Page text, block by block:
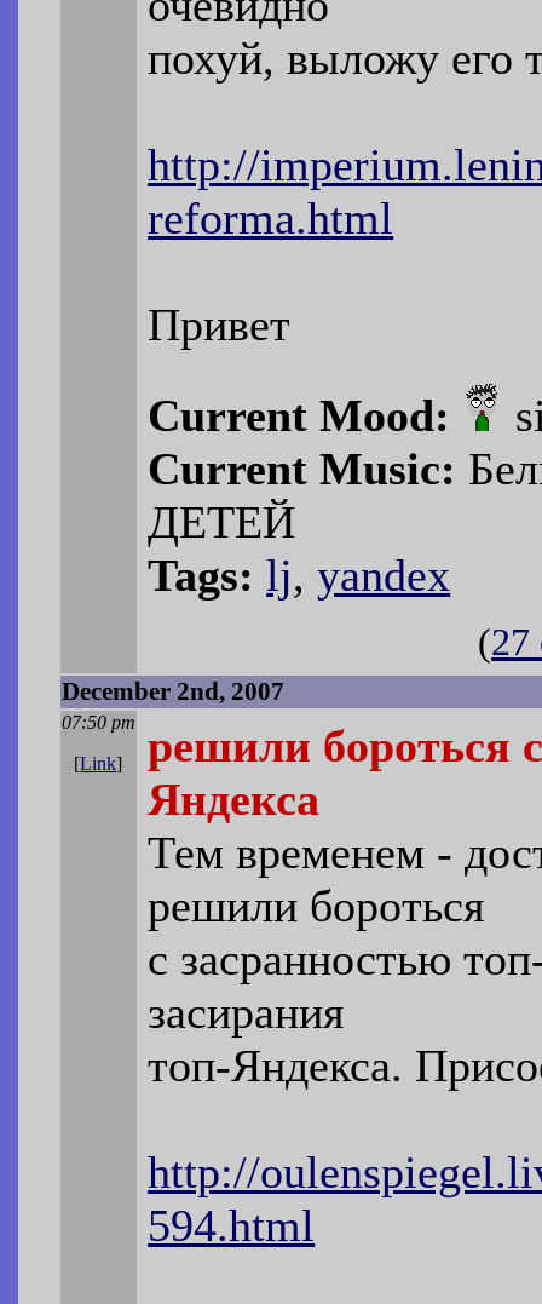
похуй, выложу его
http://
reforma.html
Привет
Current Mood:
Current Music:
ДЕТЕЙ
Tags: lj,yandex
(27
December 2nd, 2007
07:50 pm
[Link]
решили бороться
Яндекса
Тем временем -
решили бороться
с засранностью
засирания
топ-Яндекса.
http://
594.html